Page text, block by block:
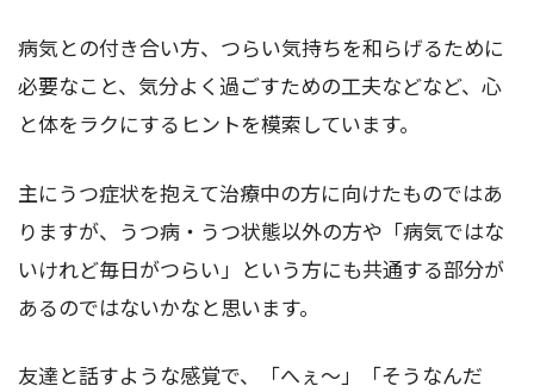
病気との付き合い方、つらい気持ちを和らげるために
必要なこと、気分よく過ごすための工夫などなど、心
と体をラクにするヒントを模索しています。
主にうつ症状を抱えて治療中の方に向けたものではあ
りますが、うつ病・うつ状態以外の方や「病気ではな
いけれど毎日がつらい」という方にも共通する部分が
あるのではないかなと思います。
友達と話すような感覚で、「へぇ～」「そうなんだ